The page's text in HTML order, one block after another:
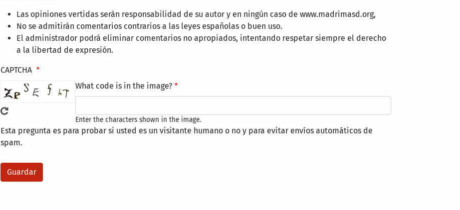
Las opiniones vertidas serán responsabilidad de su autor y en ningún caso de www.madrimasd.org,
No se admitirán comentarios contrarios a las leyes españolas o buen uso.
El administrador podrá eliminar comentarios no apropiados, intentando respetar siempre el derecho
a la libertad de expresión.
CAPTCHA
What code is in the image?
Enter the characters shown in the image.
Esta pregunta es para probar si usted es un visitante humano o no y para evitar envíos automáticos de
spam.